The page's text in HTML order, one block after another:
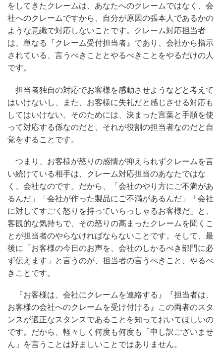
をしてきたクレームは、あなたへのクレームではなく、会
社へのクレームですから、自分が原因の張本人であるかの
ような意識で対応しないことです。クレーム対応担当者
は、単なる『クレーム受付担当者』であり、会社から指示
されている、言うべきこととやるべきことをやるだけの人
です。
担当者独自の対応でお客様を感動させようなどと考えて
はいけないし、また、お客様に失礼だと感じさせる対応も
してはいけない。そのためには、決まった言葉と手順を使
って対応する係なのだと、それが役割の担当者なのだと自
覚をすることです。
つまり、お客様が怒りの感情が抑えられずクレームを言
い続けている相手は、クレーム対応担当のあなたではな
く、会社なのです。だから、「会社のやり方にご不満があ
るんだ」「会社が作った製品にご不満があるんだ」「会社
に対してすごく怒りを持っていらっしゃるお客様だ」と、
客観的な気持ちで、その怒りの高まったクレームを聞くこ
とが担当者のやらなければならないことです。そして、最
後に「お客様の今日のお声を、会社のしかるべき部門に必
ず伝えます」と言うのが、担当者の言うべきこと、やるべ
きことです。
『お客様は、会社にクレームを連絡する』『担当者は、
お客様の会社へのクレームを受け付ける』この両者のスタ
ンスが適正なスタンスであることを知っておいてほしいの
です。だから、軽々しく何度も何度も「申し訳ございませ
ん」を言うことは好ましいことではありません。